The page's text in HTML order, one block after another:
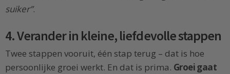
suiker”.
4. Verander in kleine, liefdevolle stappen
Twee stappen vooruit, één stap terug – dat is hoe
persoonlijke groei werkt. En dat is prima. Groei gaat